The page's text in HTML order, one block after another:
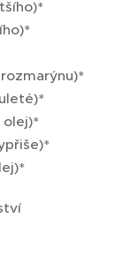
olej)*